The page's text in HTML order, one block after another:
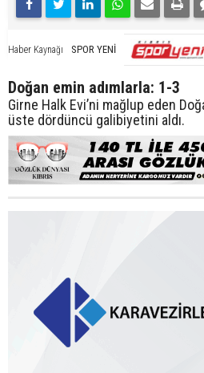
Haber Kaynağı SPOR YENİ
Doğan emin adımlarla: 1-3
Girne Halk Evi’ni mağlup eden
üste dördüncü galibiyetini aldı.